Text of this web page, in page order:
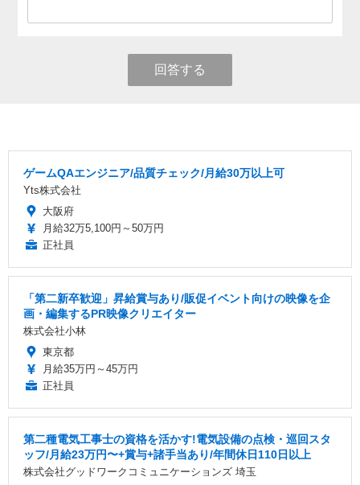
回答する
ゲームQAエンジニア/品質チェック/月給30万以上可
Yts株式会社
大阪府
月給32万5,100円～50万円
正社員
「第二新卒歓迎」昇給賞与あり/販促イベント向けの映像を企
画・編集するPR映像クリエイター
株式会社小林
東京都
月給35万円～45万円
正社員
第二種電気工事士の資格を活かす!電気設備の点検・巡回スタ
ッフ/月給23万円〜+賞与+諸手当あり/年間休日110日以上
株式会社グッドワークコミュニケーションズ 埼玉